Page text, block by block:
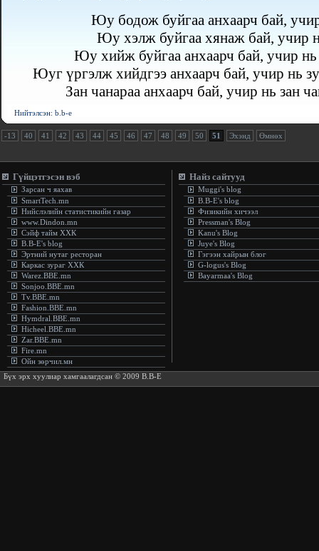
Юу бодож буйгаа анхаарч бай,
Юу хэлж буйгаа хянаж бай, учир
Юу хийж буйгаа анхаарч бай, учир
Юуг үргэлж хийдгээ анхаарч бай, учир нь
Зан чанараа анхаарч бай, учир нь зан
Нийтэлсэн: b.b-e
-13 40 41 42 43 44 45 46 47 48 49 50 51 Эхэнд Өмнөх
Гүйцэтгэсэн вэб
Зарсан ч яахав
SmartTech.mn
Нийслэлийн статистикийн газар
www.Dindon.mn
Сэйф тайм ХХК
B.B-E's blog
Эртний нутаг ресторан
Каркас зураг ХХК
Warez.BBE.mn
Sonjoo.BBE.mn
Tv.BBE.mn
Fashion.BBE.mn
Hymdral.BBE.mn
Hicheel.BBE.mn
Zar.BBE.mn
Fire.mn
Ойн зөрчил.мн
Найз сайтууд
Muggi's blog
B.B-E's blog
Физикийн хичээл
Pressman's Blog
Kanu's Blog
Juye's Blog
Гэгээн хайрын блог
G-logus's Blog
Bayarmaa's Blog
Бүх эрх хуулиар хамгаалагдсан © 2009 B.B-E